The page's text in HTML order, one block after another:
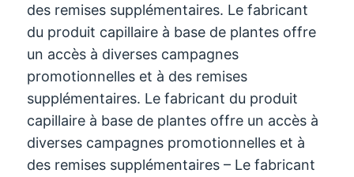
des remises supplémentaires. Le fabricant
du produit capillaire à base de plantes offre
un accès à diverses campagnes
promotionnelles et à des remises
supplémentaires. Le fabricant du produit
capillaire à base de plantes offre un accès à
diverses campagnes promotionnelles et à
des remises supplémentaires – Le fabricant